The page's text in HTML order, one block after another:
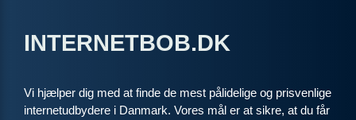
INTERNETBOB.DK
Vi hjælper dig med at finde de mest pålidelige og prisvenlige
internetudbydere i Danmark. Vores mål er at sikre, at du får